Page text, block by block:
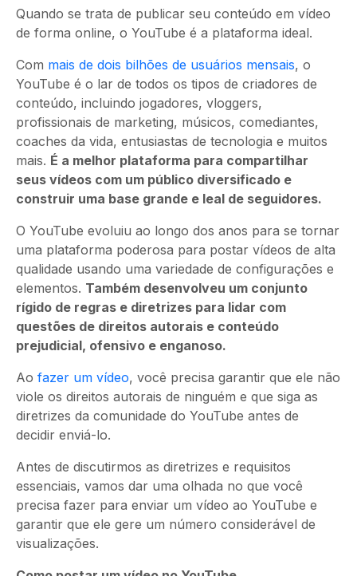
Quando se trata de publicar seu conteúdo em vídeo
de forma online, o YouTube é a plataforma ideal.
Com mais de dois bilhões de usuários mensais, o
YouTube é o lar de todos os tipos de criadores de
conteúdo, incluindo jogadores, vloggers,
profissionais de marketing, músicos, comediantes,
coaches da vida, entusiastas de tecnologia e muitos
mais. É a melhor plataforma para compartilhar
seus vídeos com um público diversificado e
construir uma base grande e leal de seguidores.
O YouTube evoluiu ao longo dos anos para se tornar
uma plataforma poderosa para postar vídeos de alta
qualidade usando uma variedade de configurações e
elementos. Também desenvolveu um conjunto
rígido de regras e diretrizes para lidar com
questões de direitos autorais e conteúdo
prejudicial, ofensivo e enganoso.
Ao fazer um vídeo, você precisa garantir que ele não
viole os direitos autorais de ninguém e que siga as
diretrizes da comunidade do YouTube antes de
decidir enviá-lo.
Antes de discutirmos as diretrizes e requisitos
essenciais, vamos dar uma olhada no que você
precisa fazer para enviar um vídeo ao YouTube e
garantir que ele gere um número considerável de
visualizações.